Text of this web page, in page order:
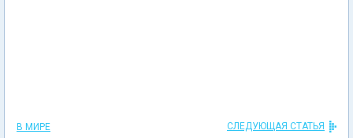
В МИРЕ СЛЕДУЮЩАЯ СТАТЬЯ